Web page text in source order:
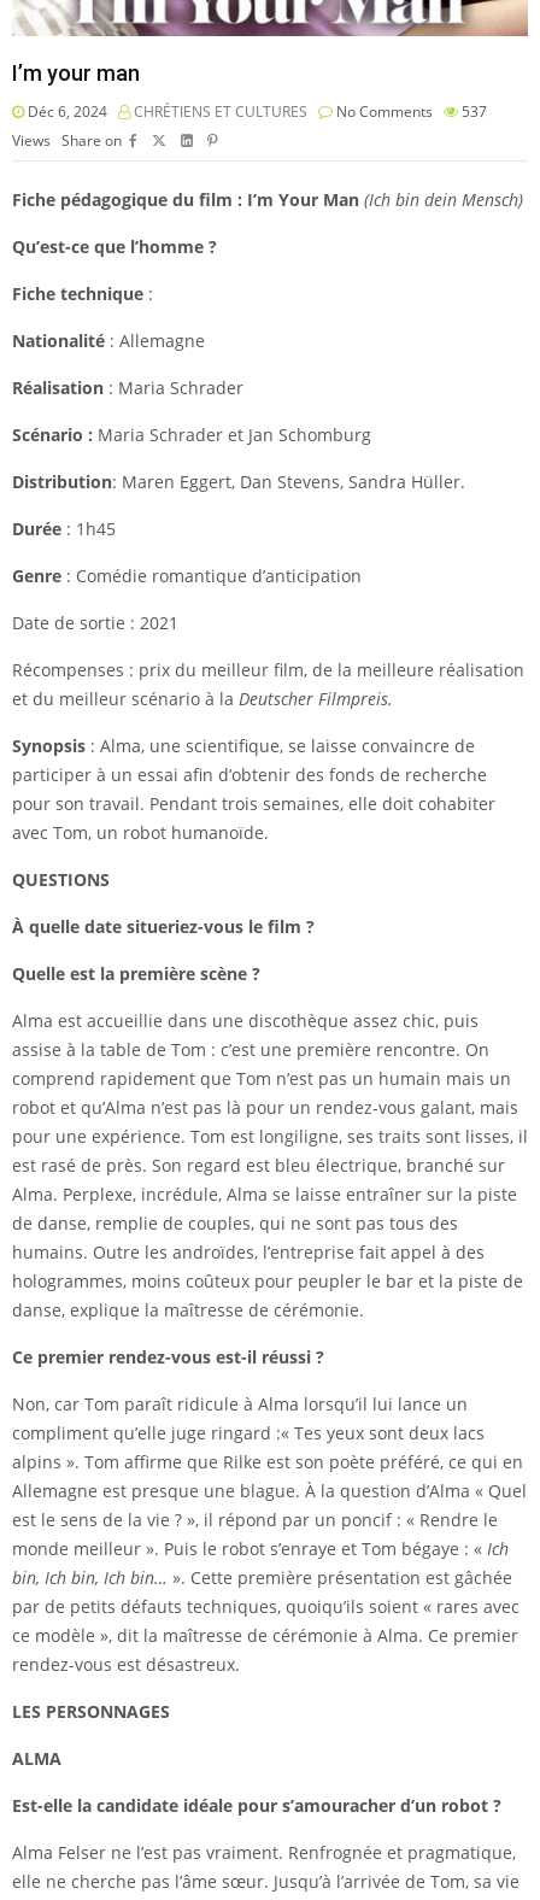
I’m your man
Déc 6, 2024 CHRÉTIENS ET CULTURES No Comments
537
Views Share on
Fiche pédagogique du film : I’m Your Man (Ich bin dein Mensch)
Qu’est-ce que l’homme ?
Fiche technique :
Nationalité : Allemagne
Réalisation : Maria Schrader
Scénario : Maria Schrader et Jan Schomburg
Distribution: Maren Eggert, Dan Stevens, Sandra Hüller.
Durée : 1h45
Genre : Comédie romantique d’anticipation
Date de sortie : 2021
Récompenses : prix du meilleur film, de la meilleure réalisation
et du meilleur scénario à la Deutscher Filmpreis.
Synopsis : Alma, une scientifique, se laisse convaincre de
participer à un essai afin d’obtenir des fonds de recherche
pour son travail. Pendant trois semaines, elle doit cohabiter
avec Tom, un robot humanoïde.
QUESTIONS
À quelle date situeriez-vous le film ?
Quelle est la première scène ?
Alma est accueillie dans une discothèque assez chic, puis
assise à la table de Tom : c’est une première rencontre. On
comprend rapidement que Tom n’est pas un humain mais un
robot et qu’Alma n’est pas là pour un rendez-vous galant, mais
pour une expérience. Tom est longiligne, ses traits sont lisses, il
est rasé de près. Son regard est bleu électrique, branché sur
Alma. Perplexe, incrédule, Alma se laisse entraîner sur la piste
de danse, remplie de couples, qui ne sont pas tous des
humains. Outre les androïdes, l’entreprise fait appel à des
hologrammes, moins coûteux pour peupler le bar et la piste de
danse, explique la maîtresse de cérémonie.
Ce premier rendez-vous est-il réussi ?
Non, car Tom paraît ridicule à Alma lorsqu’il lui lance un
compliment qu’elle juge ringard :« Tes yeux sont deux lacs
alpins ». Tom affirme que Rilke est son poète préféré, ce qui en
Allemagne est presque une blague. À la question d’Alma « Quel
est le sens de la vie ? », il répond par un poncif : « Rendre le
monde meilleur ». Puis le robot s’enraye et Tom bégaye : « Ich
bin, Ich bin, Ich bin… ». Cette première présentation est gâchée
par de petits défauts techniques, quoiqu’ils soient « rares avec
ce modèle », dit la maîtresse de cérémonie à Alma. Ce premier
rendez-vous est désastreux.
LES PERSONNAGES
ALMA
Est-elle la candidate idéale pour s’amouracher d’un robot ?
Alma Felser ne l’est pas vraiment. Renfrognée et pragmatique,
elle ne cherche pas l’âme sœur. Jusqu’à l’arrivée de Tom, sa vie